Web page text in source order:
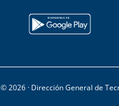
© 2026 · Dirección General de